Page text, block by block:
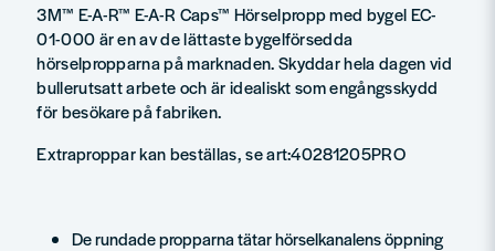
3M™ E-A-R™ E-A-R Caps™ Hörselpropp med bygel EC-
01-000 är en av de lättaste bygelförsedda
hörselpropparna på marknaden. Skyddar hela dagen vid
bullerutsatt arbete och är idealiskt som engångsskydd
för besökare på fabriken.
Extraproppar kan beställas, se art:40281205PRO
De rundade propparna tätar hörselkanalens öppning